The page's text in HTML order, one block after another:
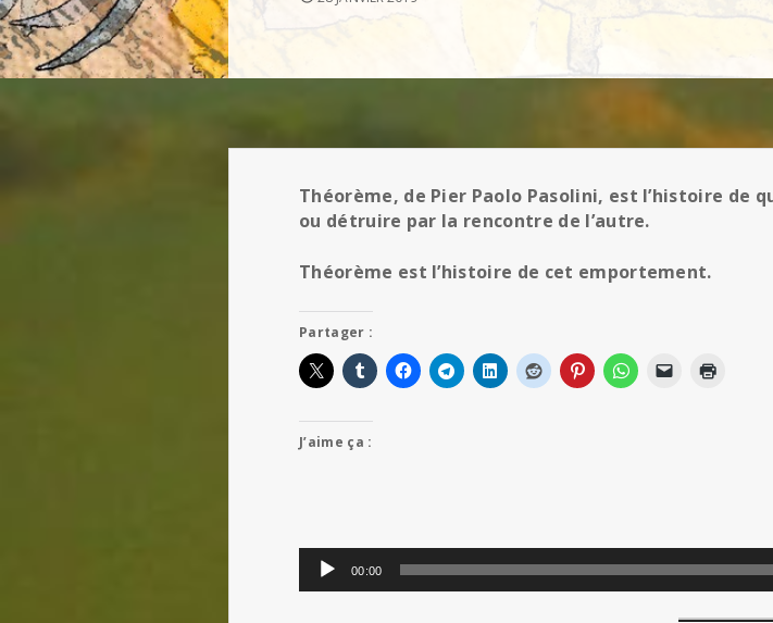
Théorème, de Pier Paolo Pasolini, est l’histoire de
ou détruire par la rencontre de l’autre.
Théorème est l’histoire de cet emportement.
Partager :
J’aime ça :
Lecteur
audio
00:00